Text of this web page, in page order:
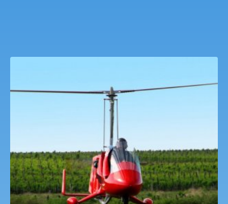
Gyrokopter autogyro Sétarepülés
18,000Ft